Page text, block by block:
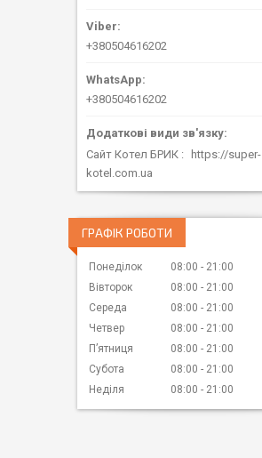
+380504616202
+380504616202
Сайт Котел БРИК
https://super-
kotel.com.ua
ГРАФІК РОБОТИ
Понеділок 08:00
21:00
Вівторок
08:00
21:00
Середа
08:00
21:00
Четвер
08:00
21:00
Пʼятниця
08:00
21:00
Субота
08:00
21:00
Неділя
08:00 21:00